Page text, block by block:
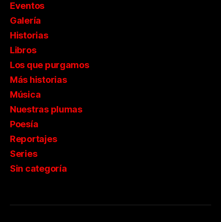
Eventos
Galería
Historias
Libros
Los que purgamos
Más historias
Música
Nuestras plumas
Poesía
Reportajes
Series
Sin categoría